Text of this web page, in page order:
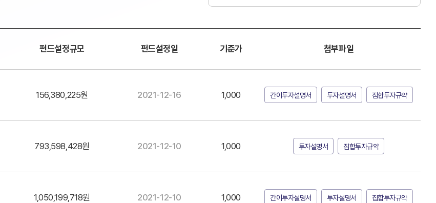
펀드설정규모 펀드설정일 기준가 첨부파일
156,380,225원 2021-12-16 1,000 간이투자설명서 투자설명서 집합투자규약
793,598,428원 2021-12-10 1,000 투자설명서 집합투자규약
1,050,199,718원 2021-12-10 1,000 간이투자설명서 투자설명서 집합투자규약